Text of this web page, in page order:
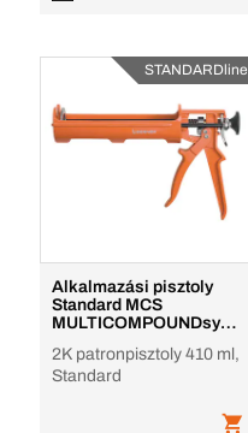
STANDARDline
Alkalmazási pisztoly
Standard MCS
MULTICOMPOUNDsyst
2K patronpisztoly 410 ml,
Standard